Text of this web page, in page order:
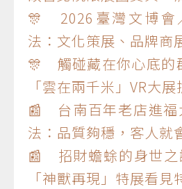
🎊 2026臺灣文博會
法：文化策展、品牌商
🎊 觸碰藏在你心底的
「雲在兩千米」VR大
📰 台南百年老店進福
法：品質夠穩，客人就
📰 招財蟾蜍的身世
「神獸再現」特展看見